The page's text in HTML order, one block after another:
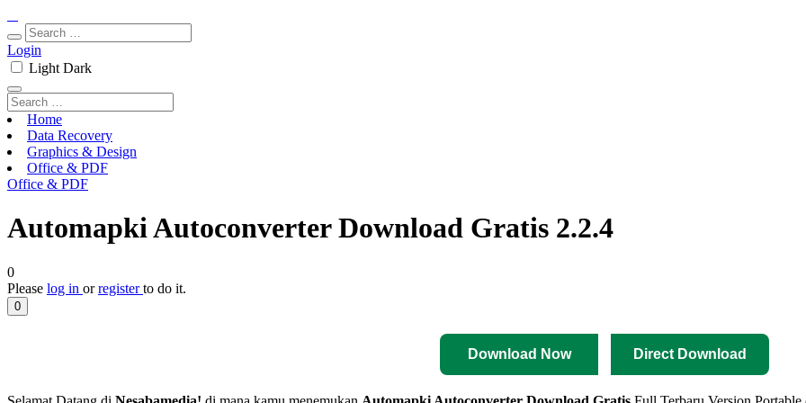
Login
Light Dark
Home
Data Recovery
Graphics & Design
Office & PDF
Office & PDF
Automapki Autoconverter Download Gratis 2.2.4
0
Please log in orregisterto do it.
0
Download Now Direct Download